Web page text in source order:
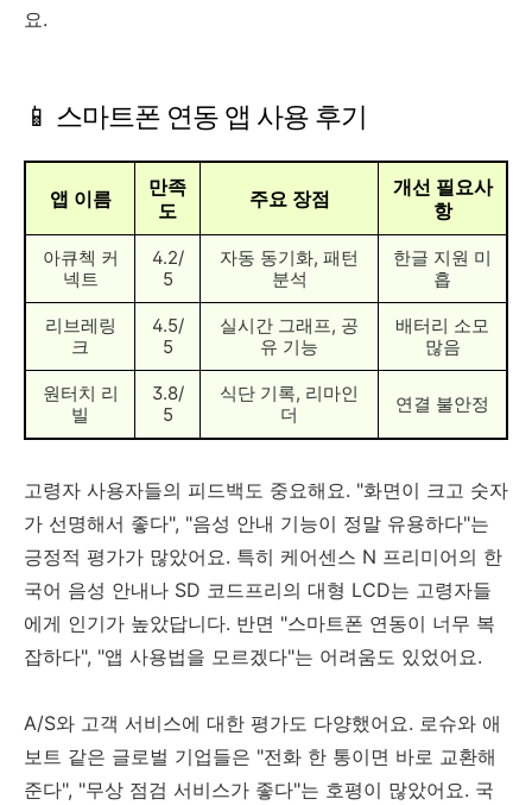
요.
📱 스마트폰 연동 앱 사용 후기
앱 이름
만족
도
주요 장점
개선 필요사
항
아큐첵 커
넥트
4.2/
5
자동 동기화, 패턴
분석
한글 지원 미
흡
리브레링
크
4.5/
5
실시간 그래프, 공
유 기능
배터리 소모
많음
원터치 리
빌
3.8/
5
식단 기록, 리마인
더
연결 불안정
고령자 사용자들의 피드백도 중요해요. "화면이 크고 숫자
가 선명해서 좋다", "음성 안내 기능이 정말 유용하다"는
긍정적 평가가 많았어요. 특히 케어센스 N 프리미어의 한
국어 음성 안내나 SD 코드프리의 대형 LCD는 고령자들
에게 인기가 높았답니다. 반면 "스마트폰 연동이 너무 복
잡하다", "앱 사용법을 모르겠다"는 어려움도 있었어요.
A/S와 고객 서비스에 대한 평가도 다양했어요. 로슈와 애
보트 같은 글로벌 기업들은 "전화 한 통이면 바로 교환해
준다", "무상 점검 서비스가 좋다"는 호평이 많았어요. 국